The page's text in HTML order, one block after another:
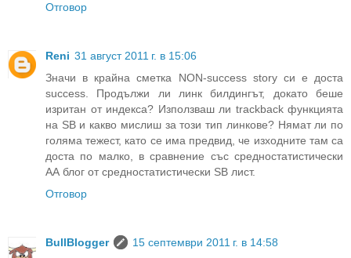
Отговор
Reni 31 август 2011 г. в 15:06
Значи в крайна сметка NON-success story си е доста
success. Продължи ли линк билдингът, докато беше
изритан от индекса? Използваш ли trackback функцията
на SB и какво мислиш за този тип линкове? Нямат ли по
голяма тежест, като се има предвид, че изходните там са
доста по малко, в сравнение със средностатистически
АА блог от средностатистически SB лист.
Отговор
BullBlogger
15 септември 2011 г. в 14:58